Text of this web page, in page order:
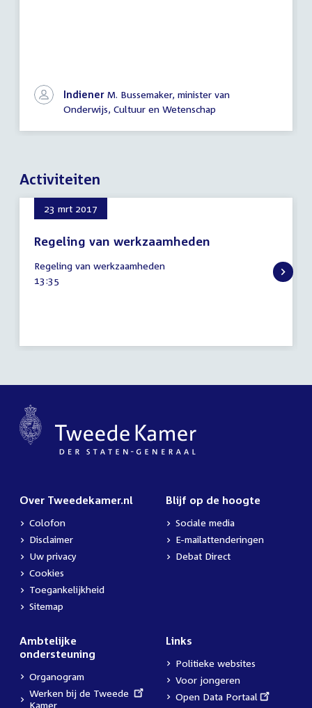
Indiener M. Bussemaker, minister van
Onderwijs, Cultuur en Wetenschap
Activiteiten
23 mrt 2017
Regeling van werkzaamheden
maart
2017
Regeling van werkzaamheden
Tijd
13:35
Over Tweedekamer.nl
Colofon
Disclaimer
Uw privacy
Cookies
Toegankelijkheid
Sitemap
Blijf op de hoogte
Sociale media
E-mailattenderingen
Debat Direct
Ambtelijke
ondersteuning
Organogram
External
link:
Werken bij de Tweede
Kamer
Links
Politieke websites
Voor jongeren
External
Open Data Portaal